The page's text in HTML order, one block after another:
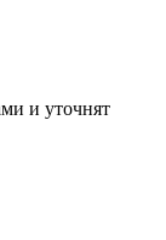
и уточнят